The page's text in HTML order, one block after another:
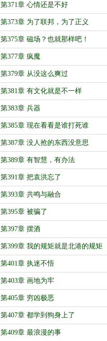
第371章 心情还是不好
第373章 为了联邦，为了正义
第375章 磁场？也就那样吧！
第377章 疯魔
第379章 从没这么爽过
第381章 有文化就是不一样
第383章 兵器
第385章 现在看看是谁打死谁
第387章 没人抢的东西没意思
第389章 有智慧，有办法
第391章 把袁洪忘了
第393章 共鸣与融合
第395章 被骗了
第397章 摆酒
第399章 我的规矩就是北港的规矩
第401章 执迷不悟
第403章 画地为牢
第405章 穷凶极恶
第407章 都学到狗身上了
第409章 最浪漫的事